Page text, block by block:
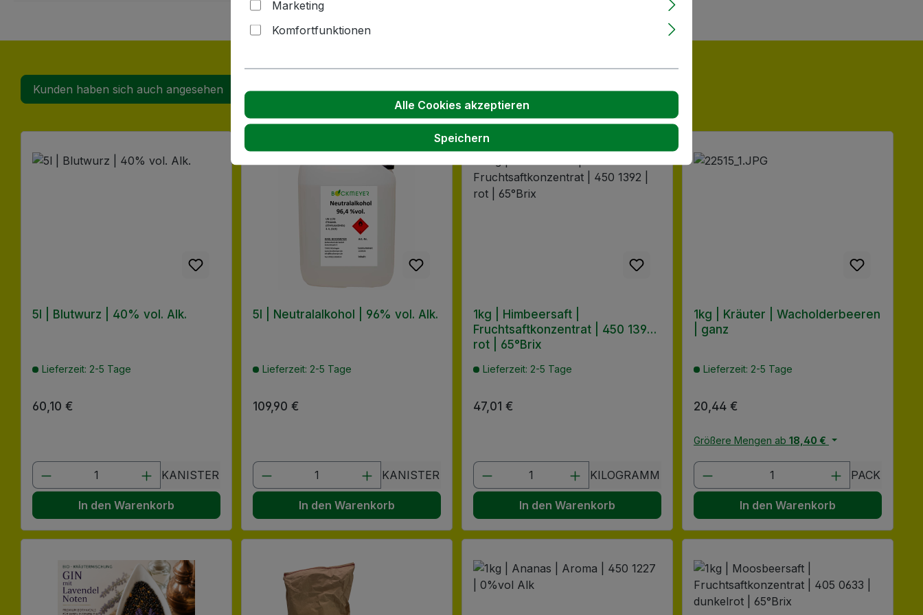
Kunden haben sich auch angesehen
Produktgalerie überspringen
5l | Blutwurz | 40% vol. Alk.
Lieferzeit: 2-5 Tage
Regulärer Preis:
60,10 €
Produkt Anzahl: Gib den gewünschten Wert ein oder benutze die Schaltflächen um die Anzahl zu erhöhen oder
KANISTER
In den Warenkorb
5l | Neutralalkohol | 96% vol. Alk.
Lieferzeit: 2-5 Tage
Regulärer Preis:
109,90 €
Produkt Anzahl: Gib den gewünschten Wert ein oder benutze die Schaltflächen um
KANISTER
In den Warenkorb
1kg | Himbeersaft |
Fruchtsaftkonzentrat | 450 1392 |
rot | 65°Brix
Lieferzeit: 2-5 Tage
Regulärer Preis:
47,01 €
Produkt Anzahl: Gib den gewünschten Wert ein oder
KILOGRAMM
In den Warenkorb
1kg | Kräuter | Wacholderbeeren
| ganz
Lieferzeit: 2-5 Tage
Regulärer Preis:
20,44 €
Größere Mengen ab 18,40 €
Produkt Anzahl: Gib den
PACK
In den Warenkorb
Marketing
Komfortfunktionen
Alle Cookies akzeptieren
Speichern